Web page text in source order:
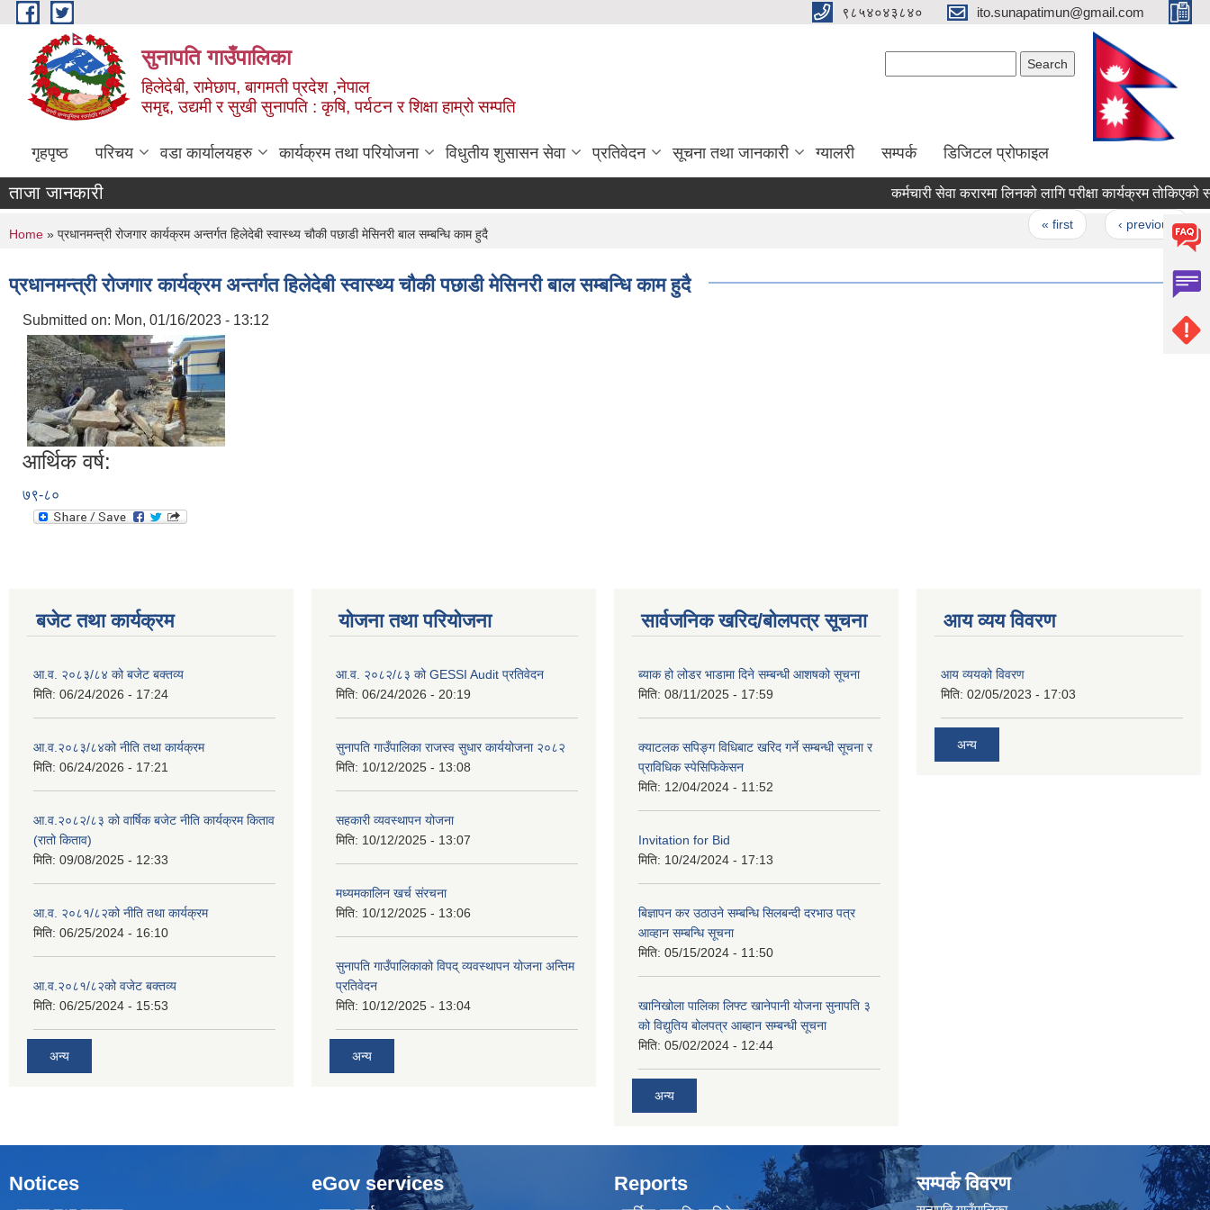
Skip to main content ९८५४०४३८४० ito.sunapatimun@gmail.com
सुनापति गाउँपालिका
हिलेदेबी, रामेछाप, बागमती प्रदेश ,नेपाल
समृद्द, उद्यमी र सुखी सुनापति : कृषि, पर्यटन र शिक्षा हाम्रो सम्पति
गृहपृष्ठ परिचय वडा कार्यालयहरु कार्यक्रम तथा परियोजना विधुतीय शुसासन सेवा प्रतिवेदन सूचना तथा जानकारी ग्यालरी सम्पर्क डिजिटल प्रोफाइल
ताजा जानकारी कर्मचारी सेवा करारमा लिनको लागि परीक्षा कार्यक्रम तोकिएको
« first ‹ previous …
You are here
Home » प्रधानमन्त्री रोजगार कार्यक्रम अन्तर्गत हिलेदेबी स्वास्थ्य चौकी पछाडी मेसिनरी बाल सम्बन्धि काम हुदै
प्रधानमन्त्री रोजगार कार्यक्रम अन्तर्गत हिलेदेबी स्वास्थ्य चौकी पछाडी मेसिनरी बाल सम्बन्धि काम हुदै
Submitted on: Mon, 01/16/2023 - 13:12
आर्थिक वर्ष:
७९-८०
बजेट तथा कार्यक्रम
आ.व. २०८३/८४ को बजेट बक्तव्य
मिति: 06/24/2026 - 17:24
आ.व.२०८३/८४को नीति तथा कार्यक्रम
मिति: 06/24/2026 - 17:21
आ.व.२०८२/८३ को वार्षिक बजेट नीति कार्यक्रम किताव
(रातो किताव)
मिति: 09/08/2025 - 12:33
आ.व. २०८१/८२को नीति तथा कार्यक्रम
मिति: 06/25/2024 - 16:10
आ.व.२०८१/८२को वजेट बक्तव्य
मिति: 06/25/2024 - 15:53
अन्य
योजना तथा परियोजना
आ.व. २०८२/८३ को GESSI Audit प्रतिवेदन
मिति: 06/24/2026 - 20:19
सुनापति गाउँपालिका राजस्व सुधार कार्ययोजना २०८२
मिति: 10/12/2025 - 13:08
सहकारी व्यवस्थापन योजना
मिति: 10/12/2025 - 13:07
मध्यमकालिन खर्च संरचना
मिति: 10/12/2025 - 13:06
सुनापति गाउँपालिकाको विपद् व्यवस्थापन योजना अन्तिम
प्रतिवेदन
मिति: 10/12/2025 - 13:04
अन्य
सार्वजनिक खरिद/बोलपत्र सूचना
ब्याक हो लोडर भाडामा दिने सम्बन्धी आशषको सूचना
मिति: 08/11/2025 - 17:59
क्याटलक सपिङ्ग विधिबाट खरिद गर्ने सम्बन्धी सूचना र
प्राविधिक स्पेसिफिकेसन
मिति: 12/04/2024 - 11:52
Invitation for Bid
मिति: 10/24/2024 - 17:13
बिज्ञापन कर उठाउने सम्बन्धि सिलबन्दी दरभाउ पत्र
आव्हान सम्बन्धि सूचना
मिति: 05/15/2024 - 11:50
खानिखोला पालिका लिफ्ट खानेपानी योजना सुनापति ३
को विद्युतिय बोलपत्र आब्हान सम्बन्धी सूचना
मिति: 05/02/2024 - 12:44
अन्य
आय व्यय विवरण
आय व्ययको विवरण
मिति: 02/05/2023 - 17:03
अन्य
Notices eGov services Reports सम्पर्क विवरण